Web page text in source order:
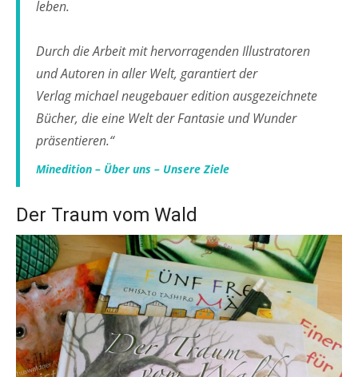
leben.
Durch die Arbeit mit hervorragenden Illustratoren
und Autoren in aller Welt, garantiert der
Verlag michael neugebauer edition ausgezeichnete
Bücher, die eine Welt der Fantasie und Wunder
präsentieren.“
Minedition – Über uns – Unsere Ziele
Der Traum vom Wald